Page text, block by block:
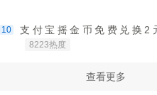
10 支付宝摇金币免费兑换2
8223热度
查看更多